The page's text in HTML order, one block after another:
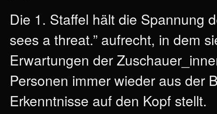
Die 1. Staffel hält die Spannung
sees a threat.” aufrecht, in dem
Erwartungen der
Personen immer wieder aus der
Erkenntnisse auf den Kopf stellt.